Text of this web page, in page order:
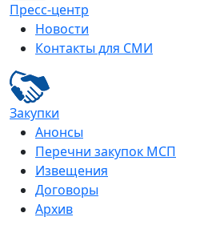
Пресс-центр
Новости
Контакты для СМИ
Закупки
Анонсы
Перечни закупок МСП
Извещения
Договоры
Архив